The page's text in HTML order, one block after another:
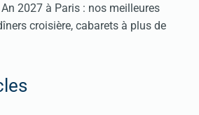
2027 à Paris : nos meilleures
croisière, cabarets à plus de